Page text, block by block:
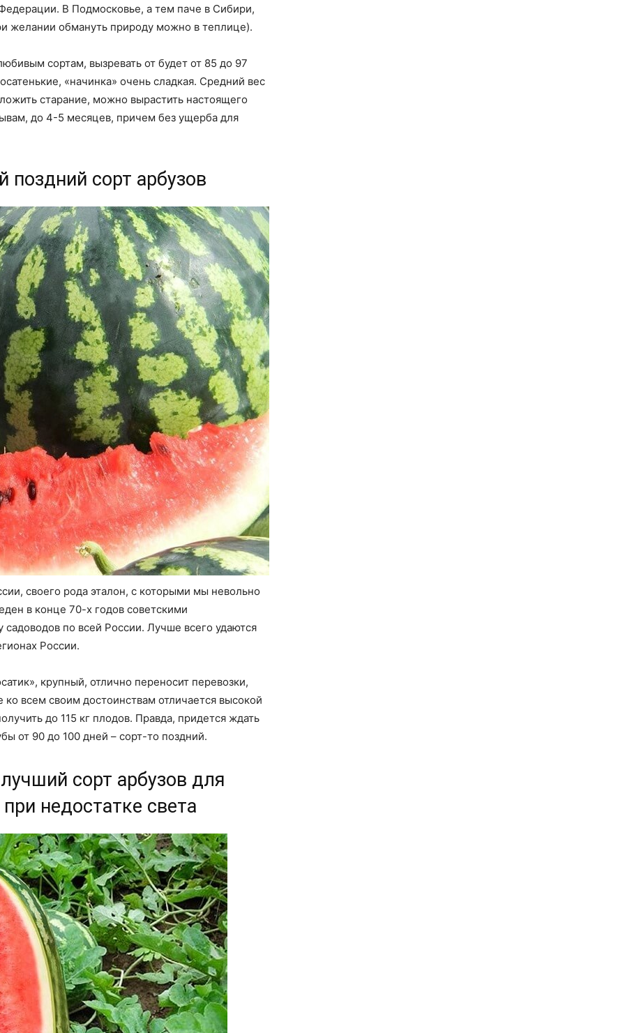
В Подмосковье, а тем паче в Сибири,
желании обмануть природу можно в теплице).
сортам, вызревать от будет от 85 до 97
«начинка» очень сладкая. Средний вес
старание, можно вырастить настоящего
до 4-5 месяцев, причем без ущерба для
поздний сорт арбузов
своего рода эталон, с которыми мы невольно
в конце 70-х годов советскими
по всей России. Лучше всего удаются
России.
крупный, отлично переносит перевозки,
всем своим достоинствам отличается высокой
до 115 кг плодов. Правда, придется ждать
от 90 до 100 дней – сорт-то поздний.
сорт арбузов для
недостатке света